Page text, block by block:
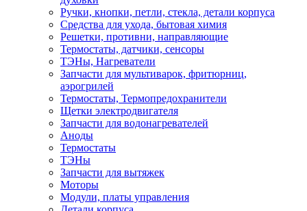
Ручки, кнопки, петли, стекла, детали корпуса
Средства для ухода, бытовая химия
Решетки, противни, направляющие
Термостаты, датчики, сенсоры
ТЭНы, Нагреватели
Запчасти для мультиварок, фритюрниц,
аэрогрилей
Термостаты, Термопредохранители
Щетки электродвигателя
Запчасти для водонагревателей
Аноды
Термостаты
ТЭНы
Запчасти для вытяжек
Моторы
Модули, платы управления